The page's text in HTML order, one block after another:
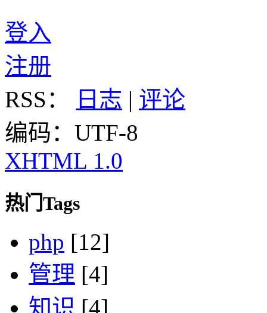
登入
注册
RSS：
日志 | 评论
编码：UTF-8
XHTML 1.0
热门Tags
php [12]
管理 [4]
知识 [4]